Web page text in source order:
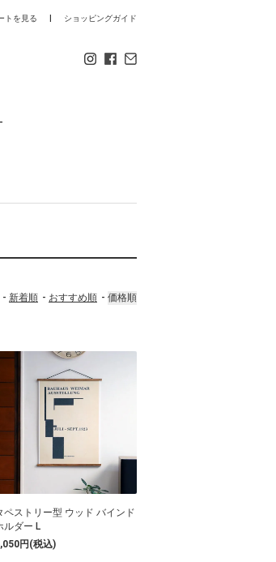
トを見る ショッピングガイド
新着順 おすすめ順 価格順
ペストリー型 ウッド バインド
ルダー L
円(税込)